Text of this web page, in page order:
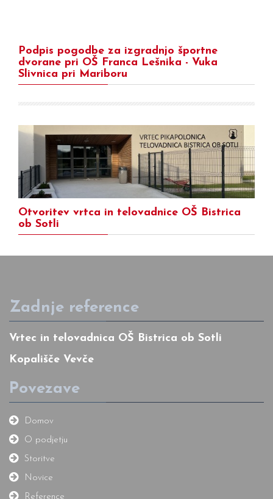
Podpis pogodbe za izgradnjo športne
dvorane pri OŠ Franca Lešnika - Vuka
Slivnica pri Mariboru
Otvoritev vrtca in telovadnice OŠ Bistrica
ob Sotli
Zadnje reference
Vrtec in telovadnica OŠ Bistrica ob Sotli
Kopališče Vevče
Povezave
Domov
O podjetju
Storitve
Novice
Reference